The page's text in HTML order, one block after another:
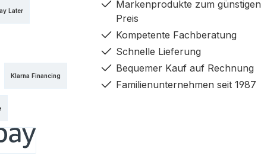
Later
Klarna Financing
Markenprodukte zum günstigen
Preis
Kompetente Fachberatung
Schnelle Lieferung
Bequemer Kauf auf Rechnung
Familienunternehmen seit 1987